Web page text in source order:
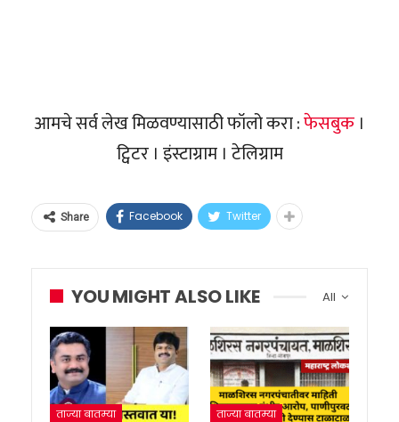
आमचे सर्व लेख मिळवण्यासाठी फॉलो करा :फेसबुक ।
ट्विटर । इंस्टाग्राम । टेलिग्राम
Share Facebook Twitter
All
YOU MIGHT ALSO LIKE
ताज्या बातम्या ताज्या बातम्या